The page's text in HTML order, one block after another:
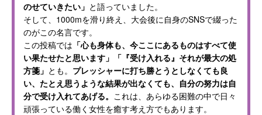
のせていきたい」 と語っていました。
そして、1000mを滑り終え、大会後に自身のSNSで綴った
のがこの名言です。
この投稿では 「心も身体も、今ここにあるものはすべて使
い果たせたと思います」「『受け入れる』それが最大の処
方箋」 とも。 プレッシャーに打ち勝とうとしなくても良
い、たとえ思うような結果が出なくても、自分の努力は自
分で受け入れてあげる。 これは、あらゆる困難の中で日々
頑張っている働く女性を癒す考え方でもあります。